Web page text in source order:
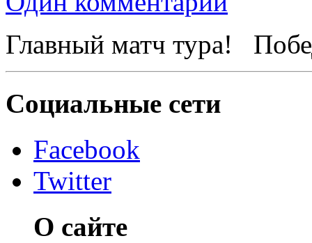
Главный матч тура!
Социальные сети
Facebook
Twitter
О сайте